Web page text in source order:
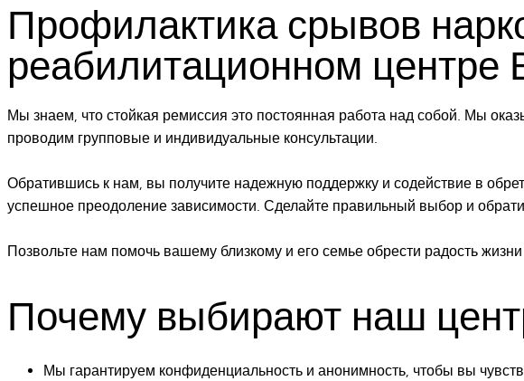
Профилактика срывов
реабилитационном центре
Мы знаем, что стойкая ремиссия это постоянная работа над собой. Мы
проводим групповые и индивидуальные консультации.
Обратившись к нам, вы получите надежную поддержку и содействие в
успешное преодоление зависимости. Сделайте правильный выбор и
Позвольте нам помочь вашему близкому и его семье обрести радость
Почему выбирают наш
Мы гарантируем конфиденциальность и анонимность, чтобы вы